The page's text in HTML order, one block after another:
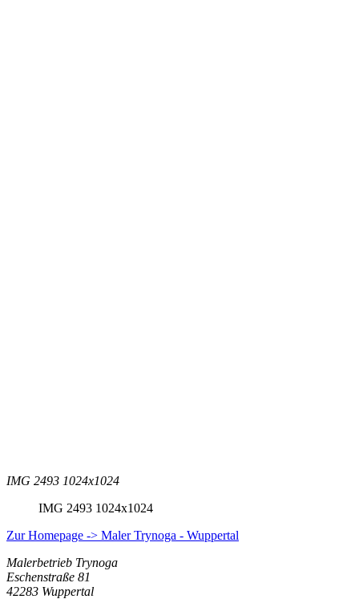
IMG 2493 1024x1024
IMG 2493 1024x1024
Zur Homepage -> Maler Trynoga - Wuppertal
Malerbetrieb Trynoga
Eschenstraße 81
42283 Wuppertal